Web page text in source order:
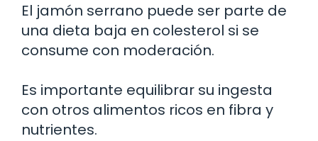
El jamón serrano puede ser parte de
una dieta baja en colesterol si se
consume con moderación.
Es importante equilibrar su ingesta
con otros alimentos ricos en fibra y
nutrientes.